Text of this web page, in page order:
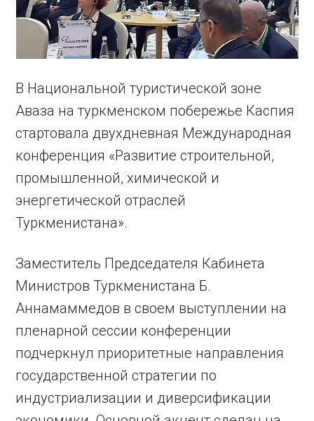
В Национальной туристической зоне
Аваза на туркменском побережье Каспия
стартовала двухдневная Международная
конференция «Развитие строительной,
промышленной, химической и
энергетической отраслей
Туркменистана».
Заместитель Председателя Кабинета
Министров Туркменистана Б.
Аннамаммедов в своем выступлении на
пленарной сессии конференции
подчеркнул приоритетные направления
государственной стратегии по
индустриализации и диверсификации